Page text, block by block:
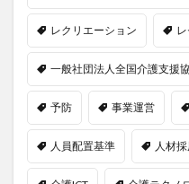
レクリエーション
一般社団法人全国介護支援
予防 事業運営
人員配置基準 人材